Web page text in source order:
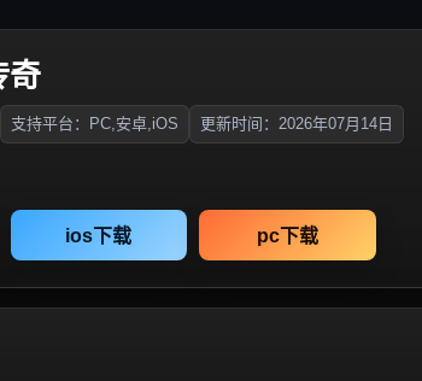
奇
支持平台：PC,安卓,iOS 更新时间：2026年07月14日
ios下载 pc下载